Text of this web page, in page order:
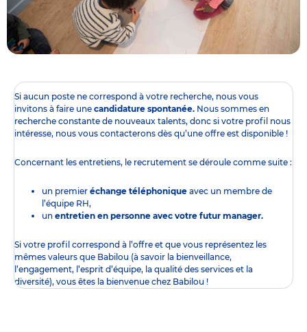
Si aucun poste ne correspond à votre recherche, nous vous
invitons à faire une candidature spontanée. Nous sommes en
recherche constante de nouveaux talents, donc si votre profil nous
intéresse, nous vous contacterons dès qu’une offre est disponible !
Concernant les entretiens, le recrutement se déroule comme suite :
un premier échange téléphonique avec un membre de
l’équipe RH,
un entretien en personne avec votre futur manager.
Si votre profil correspond à l’offre et que vous représentez les
mêmes valeurs que Babilou (à savoir la bienveillance,
l’engagement, l’esprit d’équipe, la qualité des services et la
diversité), vous êtes la bienvenue chez Babilou !